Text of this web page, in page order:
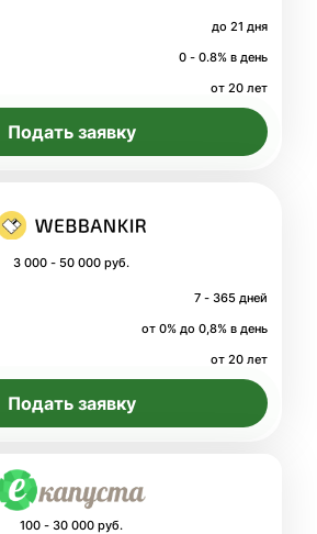
до 21 дня
0 - 0.8% в день
от 20 лет
Подать заявку
3 000 - 50 000 руб.
7 - 365 дней
от 0% до 0,8% в день
от 20 лет
Подать заявку
100 - 30 000 руб.